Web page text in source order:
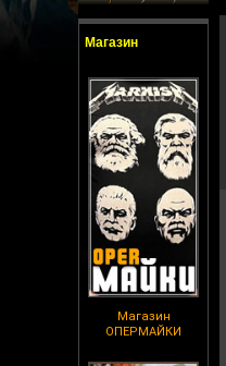
Магазин
Магазин
ОПЕРМАЙКИ